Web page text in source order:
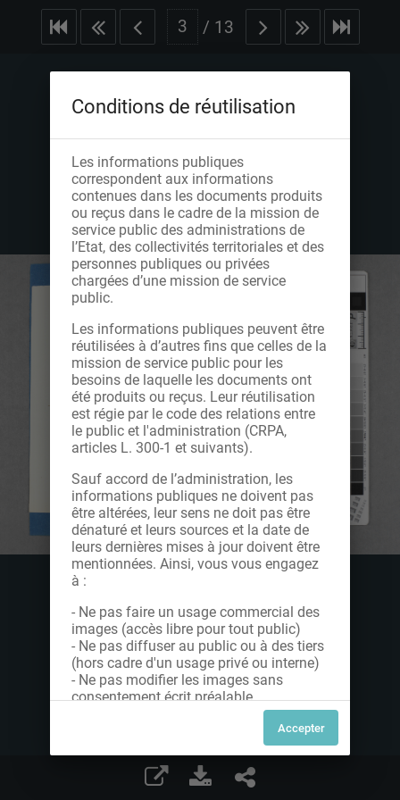
/ 13
Conditions de réutilisation
Les informations publiques
correspondent aux informations
contenues dans les documents produits
ou reçus dans le cadre de la mission de
service public des administrations de
l’Etat, des collectivités territoriales et des
personnes publiques ou privées
chargées d’une mission de service
public.
Les informations publiques peuvent être
réutilisées à d’autres fins que celles de la
mission de service public pour les
besoins de laquelle les documents ont
été produits ou reçus. Leur réutilisation
est régie par le code des relations entre
le public et l'administration (CRPA,
articles L. 300-1 et suivants).
Sauf accord de l’administration, les
informations publiques ne doivent pas
être altérées, leur sens ne doit pas être
dénaturé et leurs sources et la date de
leurs dernières mises à jour doivent être
mentionnées. Ainsi, vous vous engagez
à :
- Ne pas faire un usage commercial des
images (accès libre pour tout public)
- Ne pas diffuser au public ou à des tiers
(hors cadre d'un usage privé ou interne)
- Ne pas modifier les images sans
consentement écrit préalable
Dans le cas contraire, nous vous invitons
à nous contacter afin de solliciter le type
de Licence souhaitée parmi celles
proposées et le cas échéant, acquitter